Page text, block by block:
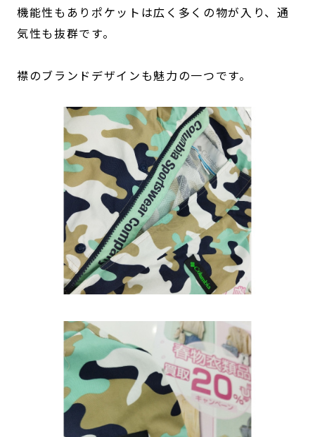
機能性もありポケットは広く多くの物が入り、通
気性も抜群です。
襟のブランドデザインも魅力の一つです。